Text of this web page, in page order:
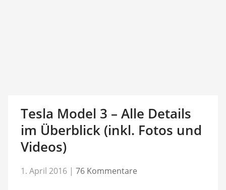
Tesla Model 3 – Alle Details
im Überblick (inkl. Fotos und
Videos)
1. April 2016 | 76 Kommentare